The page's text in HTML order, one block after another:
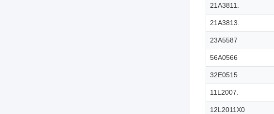
21A3811.
21A3813.
23A5587
56A0566
32E0515
11L2007.
12L2011X0